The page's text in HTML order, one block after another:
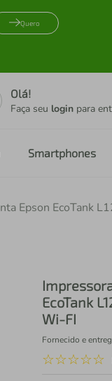
Quero
Olá!
Faça seu login para
Smartphones
EcoTank
Wi-FI
Fornecido e
☆☆☆☆☆